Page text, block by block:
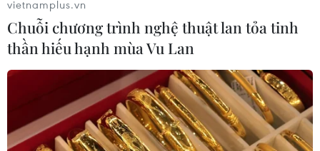
Thủ tướng Chính phủ yêu cầu kiểm tra
vietnamplus.vn
Chuỗi chương trình nghệ thuật lan tỏa tinh
thần hiếu hạnh mùa Vu Lan